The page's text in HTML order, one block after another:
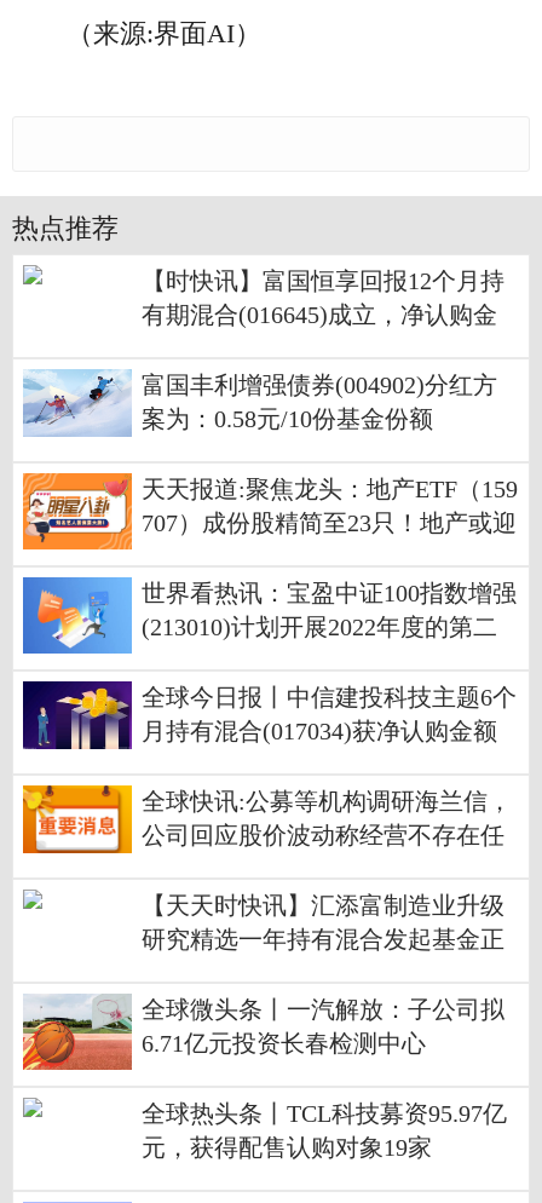
（来源:界面AI）
热点推荐
【时快讯】富国恒享回报12个月持
有期混合(016645)成立，净认购金
富国丰利增强债券(004902)分红方
案为：0.58元/10份基金份额
天天报道:聚焦龙头：地产ETF（159
707）成份股精简至23只！地产或迎
世界看热讯：宝盈中证100指数增强
(213010)计划开展2022年度的第二
全球今日报丨中信建投科技主题6个
月持有混合(017034)获净认购金额
全球快讯:公募等机构调研海兰信，
公司回应股价波动称经营不存在任
【天天时快讯】汇添富制造业升级
研究精选一年持有混合发起基金正
全球微头条丨一汽解放：子公司拟
6.71亿元投资长春检测中心
全球热头条丨TCL科技募资95.97亿
元，获得配售认购对象19家